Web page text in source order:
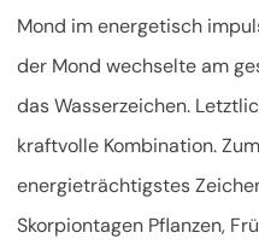
Mond im energetisch
der Mond wechselte am
das Wasserzeichen.
kraftvolle Kombination.
energieträchtigstes
Skorpiontagen Pflanzen,